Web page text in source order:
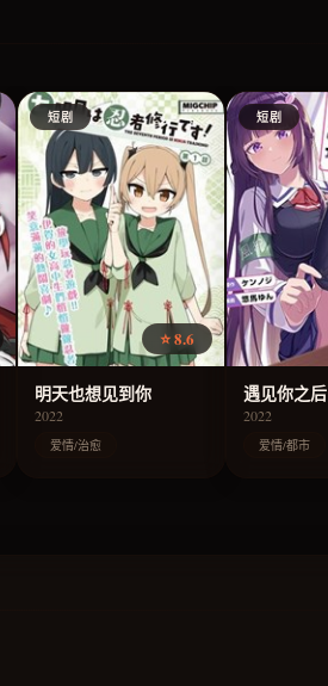
短剧
⭐ 8.6
明天也想见到你
2022
爱情/治愈
短剧
遇见你之后
2022
爱情/都市